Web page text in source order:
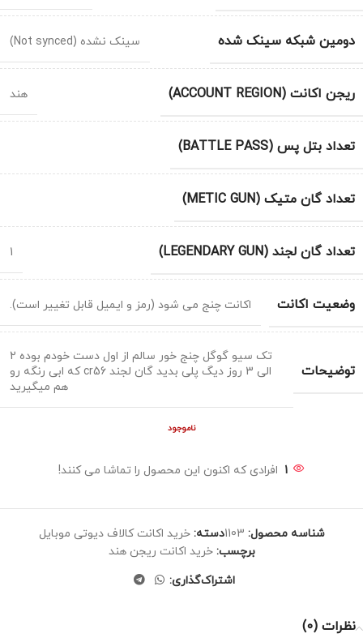
دومین شبکه سینک شده سینک نشده (Not synced)
ریجن اکانت (ACCOUNT REGION) هند
تعداد بتل پس (BATTLE PASS)
تعداد گان متیک (METIC GUN)
تعداد گان لجند (LEGENDARY GUN) 1
وضعیت اکانت اکانت چنج می شود (رمز و ایمیل قابل تغییر است).
توضیحات
تک سیو گوگل چنج خور سالم از اول دست خودم بوده 2
الی 3 روز دیگ پلی بدید گان لجند cr56 که ابی رنگه رو
هم میگیرید
ناموجود
1 افرادی که اکنون این محصول را تماشا می کنند!
شناسه محصول: 1103دسته: خرید اکانت کالاف دیوتی موبایل
برچسب: خرید اکانت ریجن هند
اشتراک‌گذاری:
نظرات (0)